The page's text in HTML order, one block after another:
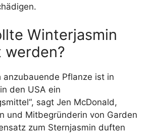
Winterjasmin
anzubauende Pflanze ist in
den USA ein
sagt Jen McDonald,
und Mitbegründerin von Garden
zum Sternjasmin duften